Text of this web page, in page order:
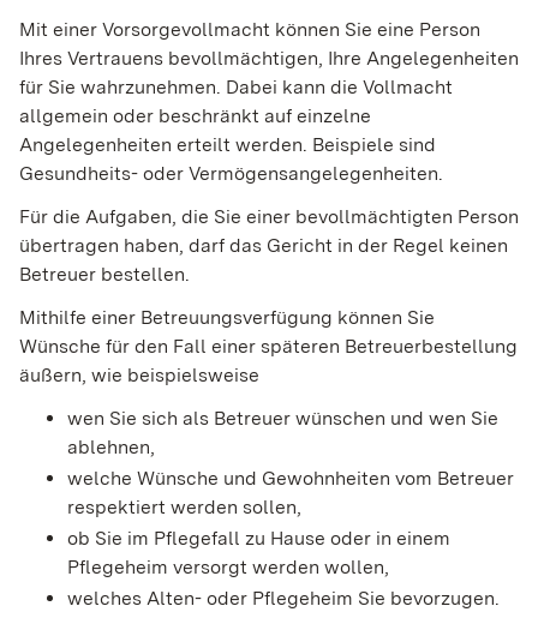
Mit einer Vorsorgevollmacht können Sie eine Person
Ihres Vertrauens bevollmächtigen, Ihre Angelegenheiten
für Sie wahrzunehmen. Dabei kann die Vollmacht
allgemein oder beschränkt auf einzelne
Angelegenheiten erteilt werden. Beispiele sind
Gesundheits- oder Vermögensangelegenheiten.
Für die Aufgaben, die Sie einer bevollmächtigten Person
übertragen haben, darf das Gericht in der Regel keinen
Betreuer bestellen.
Mithilfe einer Betreuungsverfügung können Sie
Wünsche für den Fall einer späteren Betreuerbestellung
äußern, wie beispielsweise
wen Sie sich als Betreuer wünschen und wen Sie
ablehnen,
welche Wünsche und Gewohnheiten vom Betreuer
respektiert werden sollen,
ob Sie im Pflegefall zu Hause oder in einem
Pflegeheim versorgt werden wollen,
welches Alten- oder Pflegeheim Sie bevorzugen.